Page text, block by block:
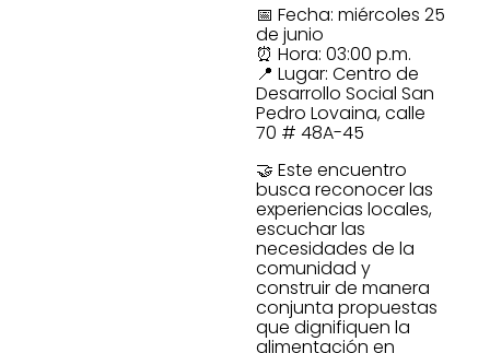
📅 Fecha: miércoles 25
de junio
⏰ Hora: 03:00 p.m.
📍 Lugar: Centro de
Desarrollo Social San
Pedro Lovaina, calle
70 # 48A-45
🤝 Este encuentro
busca reconocer las
experiencias locales,
escuchar las
necesidades de la
comunidad y
construir de manera
conjunta propuestas
que dignifiquen la
alimentación en